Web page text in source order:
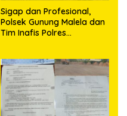
Sigap dan Profesional,
Polsek Gunung Malela dan
Tim Inafis Polres
Jenazah di Kebun Marihat